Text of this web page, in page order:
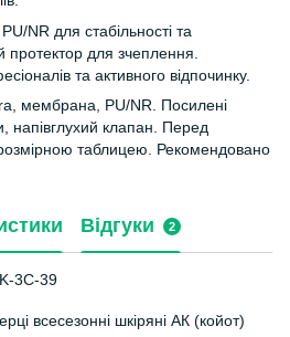
NR для стабільності та
протектор для зчеплення.
та активного відпочинку.
мембрана, PU/NR. Посилені
напівглухий клапан. Перед
таблицею. Рекомендовано
Відгуки 2
3С-39
всесезонні шкіряні АК (койот)